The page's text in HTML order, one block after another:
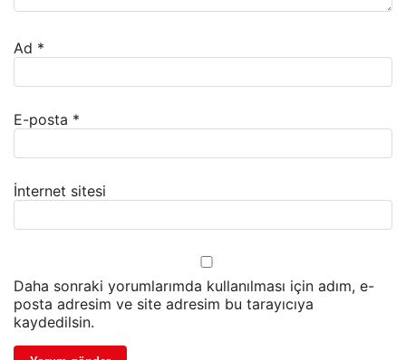
Ad *
E-posta *
İnternet sitesi
Daha sonraki yorumlarımda kullanılması için adım, e-
posta adresim ve site adresim bu tarayıcıya
kaydedilsin.